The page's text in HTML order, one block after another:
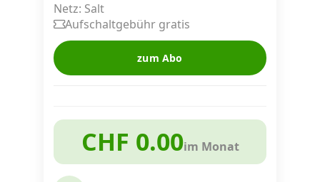
Alle Mobile-Vergleiche
Internet, TV, Telefon
Kombi-Angebote
Aktionen
Netz: Salt
Aufschaltgebühr gratis
zum Abo
CHF 0.00im Monat